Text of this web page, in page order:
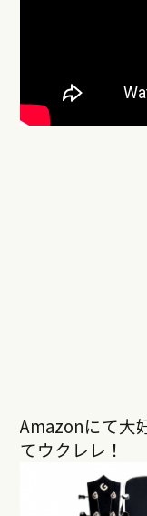
Amazonにて大
てウクレレ！